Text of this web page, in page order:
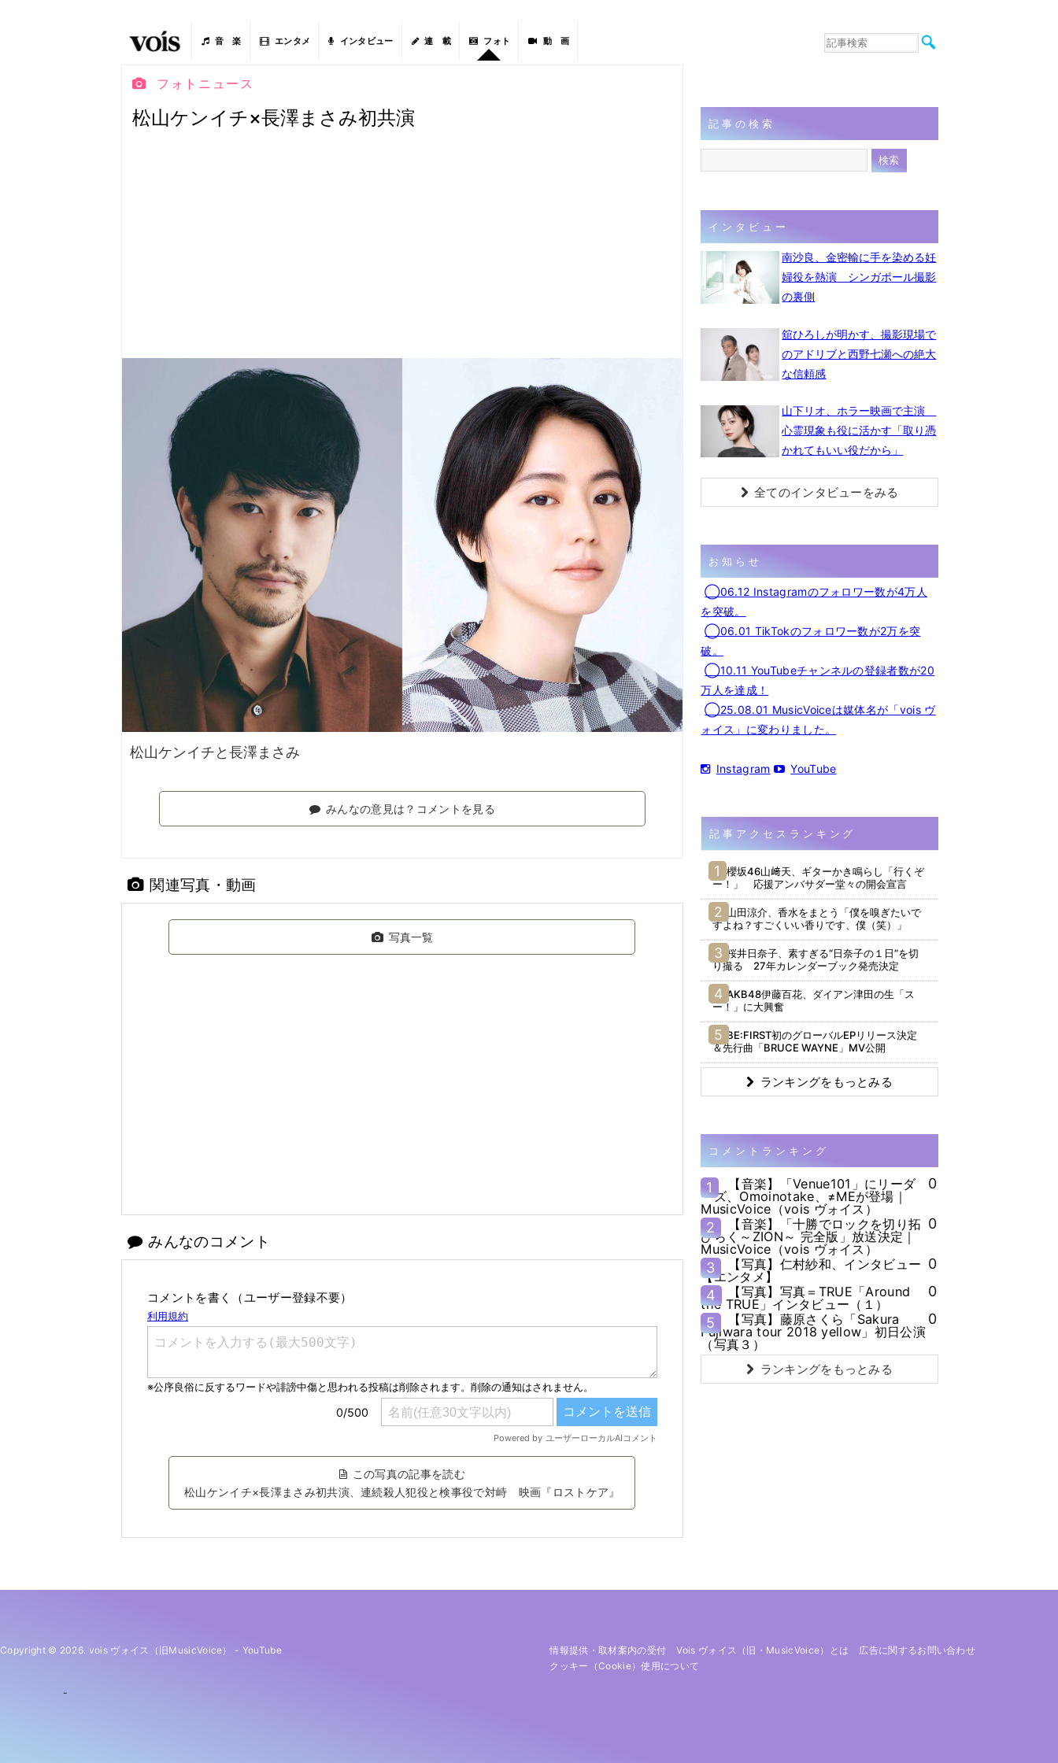
音 楽 エンタメ インタビュー 連 載 フォト 動 画
音楽
連載
フォト
フォトニュース
松山ケンイチ×長澤まさみ初共演
松山ケンイチと長澤まさみ
みんなの意見は？コメントを見る
関連写真・動画
写真一覧
みんなのコメント
コメントを書く（ユーザー登録不要）
この写真の記事を読む
松山ケンイチ×長澤まさみ初共演、連続殺人犯役と検事役で対峙 映画『ロストケア』
記事の検索
インタビュー
南沙良、金密輸に手を染める妊
婦役を熱演 シンガポール撮影
の裏側
舘ひろしが明かす、撮影現場で
のアドリブと西野七瀬への絶大
な信頼感
山下リオ、ホラー映画で主演
心霊現象も役に活かす「取り憑
かれてもいい役だから」
全てのインタビューをみる
お知らせ
◯06.12 Instagramのフォロワー数が4万人
を突破。
◯06.01 TikTokのフォロワー数が2万を突
破。
◯10.11 YouTubeチャンネルの登録者数が20
万人を達成！
◯25.08.01 MusicVoiceは媒体名が「vois ヴ
ォイス」に変わりました。
Instagram YouTube
記事アクセスランキング
櫻坂46山﨑天、ギターかき鳴らし「行くぞ
ー！」 応援アンバサダー堂々の開会宣言
山田涼介、香水をまとう「僕を嗅ぎたいで
すよね？すごくいい香りです、僕（笑）」
桜井日奈子、素すぎる“日奈子の１日”を切
り撮る 27年カレンダーブック発売決定
AKB48伊藤百花、ダイアン津田の生「ス
ー！」に大興奮
BE:FIRST初のグローバルEPリリース決定
＆先行曲「BRUCE WAYNE」MV公開
ランキングをもっとみる
コメントランキング
1
【音楽】「Venue101」にリーダ
ーズ、Omoinotake、≠MEが登場｜
MusicVoice（vois ヴォイス）
0
2
【音楽】「十勝でロックを切り拓
ひらく～ZION～ 完全版」放送決定｜
MusicVoice（vois ヴォイス）
0
3
【写真】仁村紗和、インタビュー
【エンタメ】
0
4
【写真】写真＝TRUE「Around
the TRUE」インタビュー（１）
0
5
【写真】藤原さくら「Sakura
Fujiwara tour 2018 yellow」初日公演
（写真３）
0
ランキングをもっとみる
Copyright © 2026. vois ヴォイス（旧MusicVoice） - YouTube 情報提供・取材案内の受付 Vois ヴォイス（旧・MusicVoice）とは
広告に関するお問い合わせ
クッキー（cookie）使用について
-